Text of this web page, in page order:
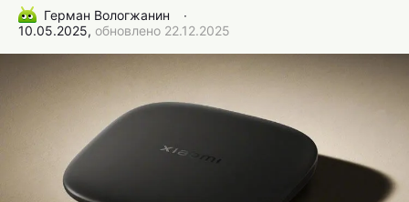
Герман Вологжанин
∙
10.05.2025, обновлено 22.12.2025